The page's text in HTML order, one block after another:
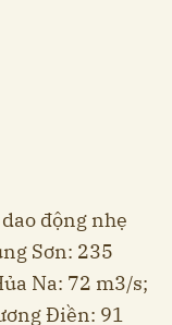
động nhẹ
Sơn: 235
Na: 72 m3/s;
Điền: 91